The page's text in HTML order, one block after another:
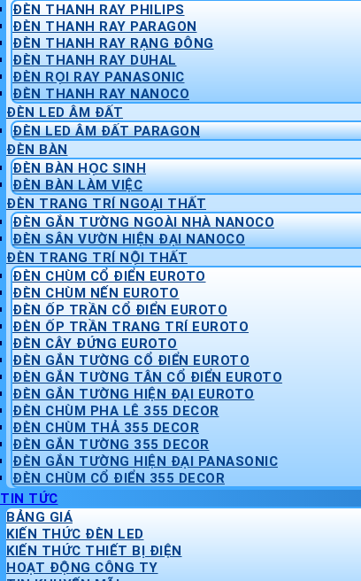
ĐÈN THANH RAY PHILIPS
ĐÈN THANH RAY PARAGON
ĐÈN THANH RAY RẠNG ĐÔNG
ĐÈN THANH RAY DUHAL
ĐÈN RỌI RAY PANASONIC
ĐÈN THANH RAY NANOCO
ĐÈN LED ÂM ĐẤT
ĐÈN LED ÂM ĐẤT PARAGON
ĐÈN BÀN
ĐÈN BÀN HỌC SINH
ĐÈN BÀN LÀM VIỆC
ĐÈN TRANG TRÍ NGOẠI THẤT
ĐÈN GẮN TƯỜNG NGOÀI NHÀ NANOCO
ĐÈN SÂN VƯỜN HIỆN ĐẠI NANOCO
ĐÈN TRANG TRÍ NỘI THẤT
ĐÈN CHÙM CỔ ĐIỂN EUROTO
ĐÈN CHÙM NẾN EUROTO
ĐÈN ỐP TRẦN CỔ ĐIỂN EUROTO
ĐÈN ỐP TRẦN TRANG TRÍ EUROTO
ĐÈN CÂY ĐỨNG EUROTO
ĐÈN GẮN TƯỜNG CỔ ĐIỂN EUROTO
ĐÈN GẮN TƯỜNG TÂN CỔ ĐIỂN EUROTO
ĐÈN GẮN TƯỜNG HIỆN ĐẠI EUROTO
ĐÈN CHÙM PHA LÊ 355 DECOR
ĐÈN CHÙM THẢ 355 DECOR
ĐÈN GẮN TƯỜNG 355 DECOR
ĐÈN GẮN TƯỜNG HIỆN ĐẠI PANASONIC
ĐÈN CHÙM CỔ ĐIỂN 355 DECOR
TIN TỨC
BẢNG GIÁ
KIẾN THỨC ĐÈN LED
KIẾN THỨC THIẾT BỊ ĐIỆN
HOẠT ĐỘNG CÔNG TY